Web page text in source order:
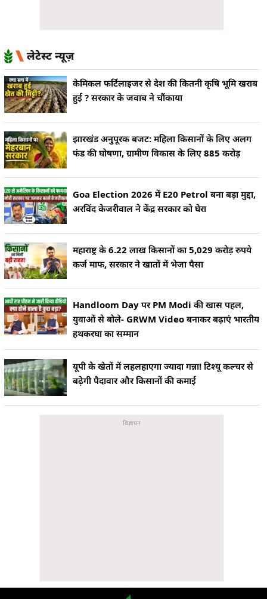
लेटेस्ट न्यूज़
केमिकल फर्टिलाइजर से देश की कितनी कृषि भूमि खराब
हुई ? सरकार के जवाब ने चौंकाया
झारखंड अनुपूरक बजट: महिला किसानों के लिए अलग
फंड की घोषणा, ग्रामीण विकास के लिए 885 करोड़
Goa Election 2026 में E20 Petrol बना बड़ा मुद्दा,
अरविंद केजरीवाल ने केंद्र सरकार को घेरा
महाराष्ट्र के 6.22 लाख किसानों का 5,029 करोड़ रुपये
कर्ज माफ, सरकार ने खातों में भेजा पैसा
Handloom Day पर PM Modi की खास पहल,
युवाओं से बोले- GRWM Video बनाकर बढ़ाएं भारतीय
हथकरघा का सम्मान
यूपी के खेतों में लहलहाएगा ज्यादा गन्ना! टिश्यू कल्चर से
बढ़ेगी पैदावार और किसानों की कमाई